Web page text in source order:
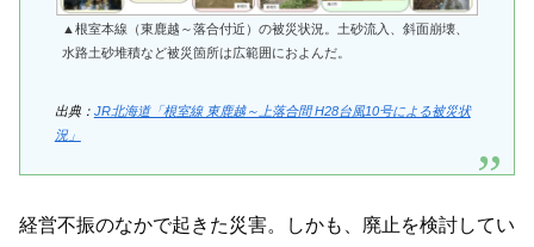
▲根室本線（東鹿越～落合付近）の被災状況。土砂流入、斜面崩壊、
水路土砂堆積など被災箇所は広範囲におよんだ。
出典： JR北海道「根室線 東鹿越～上落合間 H28台風10号による被災状
況」
経営不振のなかで起きた災害。しかも、廃止を検討してい